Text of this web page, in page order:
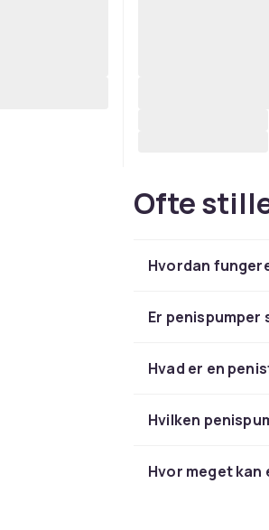
Ofte
Hvordan
Er penispumper
Hvad er en
Hvilken
Hvor meget